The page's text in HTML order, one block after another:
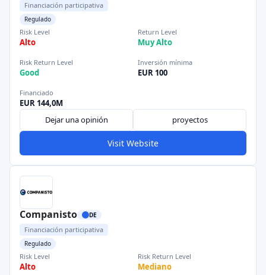
Financiación participativa
Regulado
Risk Level
Alto
Return Level
Muy Alto
Risk Return Level
Good
Inversión mínima
EUR 100
Financiado
EUR 144,0M
Dejar una opinión
proyectos
Visit Website
Companisto DE
Financiación participativa
Regulado
Risk Level
Alto
Risk Return Level
Mediano